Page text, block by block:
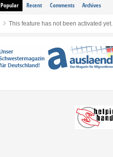
Popular Recent Comments Archives
This feature has not been activated yet.